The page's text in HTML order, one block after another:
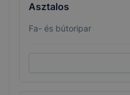
Asztalos
Fa- és bútoripar